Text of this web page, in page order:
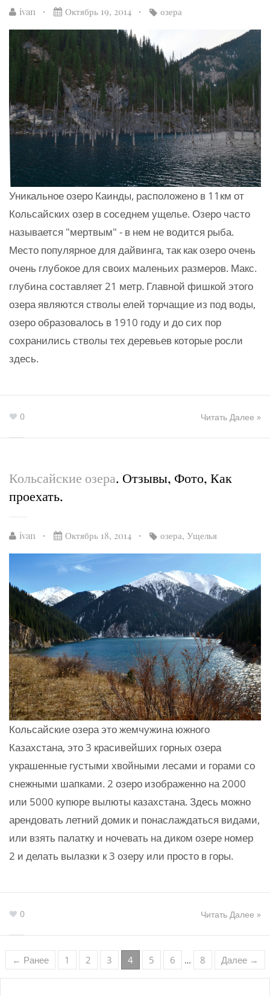
ivan Октябрь 19, 2014 озера
Уникальное озеро Каинды, расположено в 11км от
Кольсайских озер в соседнем ущелье. Озеро часто
называется "мертвым" - в нем не водится рыба.
Место популярное для дайвинга, так как озеро очень
очень глубокое для своих маленьих размеров. Макс.
глубина составляет 21 метр. Главной фишкой этого
озера являются стволы елей торчащие из под воды,
озеро образовалось в 1910 году и до сих пор
сохранились стволы тех деревьев которые росли
здесь.
0 Читать Далее »
Кольсайские озера. Отзывы, Фото, Как
проехать.
ivan Октябрь 18, 2014 озера, Ущелья
Кольсайские озера это жемчужина южного
Казахстана, это 3 красивейших горных озера
украшенные густыми хвойными лесами и горами со
снежными шапками. 2 озеро изображенно на 2000
или 5000 купюре вылюты казахстана. Здесь можно
арендовать летний домик и понаслаждаться видами,
или взять палатку и ночевать на диком озере номер
2 и делать вылазки к 3 озеру или просто в горы.
0 Читать Далее »
← Ранее 1 2 3 4 5 6 … 8 Далее →